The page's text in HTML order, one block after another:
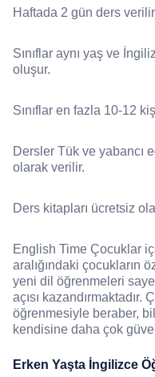
Haftada 2 gün ders
Sınıflar aynı yaş ve
oluşur.
Sınıflar en fazla 10-12
Dersler Tük ve yabancı
olarak verilir.
Ders kitapları ücretsiz
English Time Çocuklar
aralığındaki çocukların
yeni dil öğrenmeleri
açısı
öğrenmesiyle beraber,
kendisine daha çok
Erken Yaşta İngilizce